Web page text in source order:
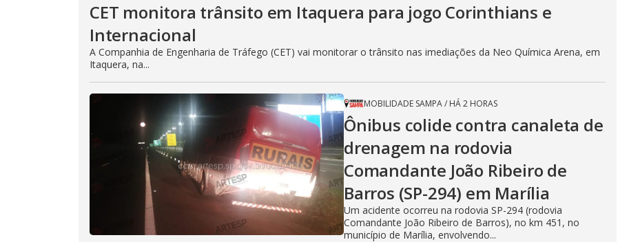
CET monitora trânsito em Itaquera para jogo Corinthians e
Internacional
A Companhia de Engenharia de Tráfego (CET) vai monitorar o trânsito nas imediações da Neo Química Arena, em
Itaquera, na...
MOBILIDADE SAMPA/ HÁ 2 HORAS
Ônibus colide contra canaleta de
drenagem na rodovia
Comandante João Ribeiro de
Barros (SP-294) em Marília
Um acidente ocorreu na rodovia SP-294 (rodovia
Comandante João Ribeiro de Barros), no km 451, no
município de Marília, envolvendo...